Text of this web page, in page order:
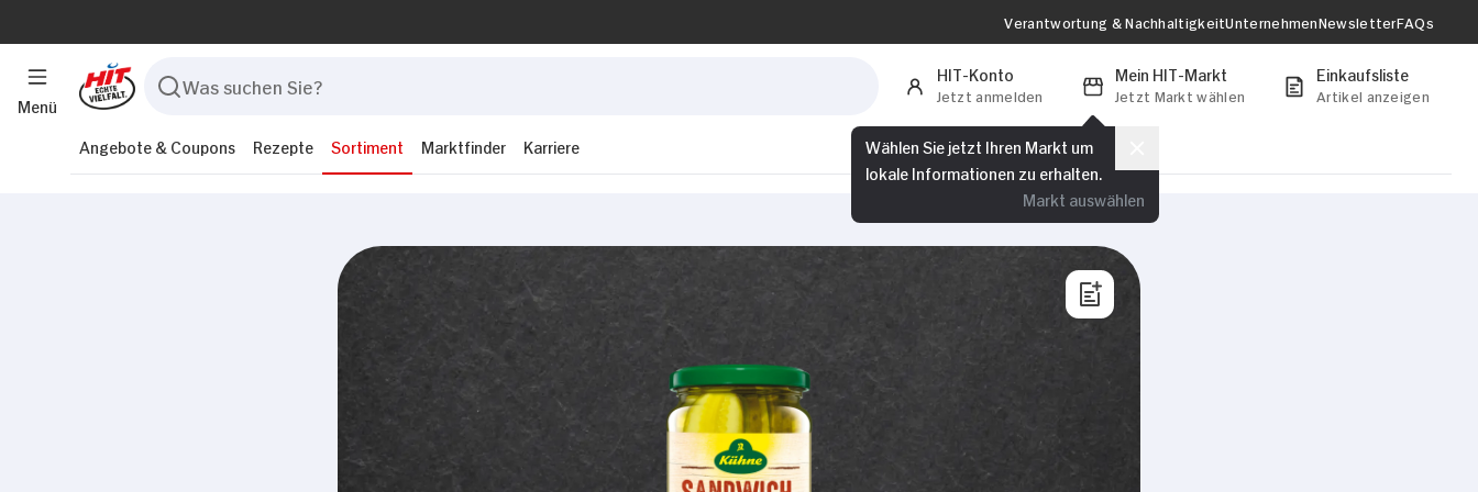
zusammen, die Sie ihnen bereitgestellt haben oder die sie im Rahmen Ihrer Nutzung der Dienste
Notwendig
Statistiken
Nur Notwendige erlauben Alle zulassen
Menü
Verantwortung & NachhaltigkeitUnternehmenNewsletterFAQs
HIT-Konto
Jetzt anmelden
Mein HIT-Markt
Jetzt Markt wählen
Wählen Sie jetzt Ihren Markt um
lokale Informationen zu erhalten.
Markt auswählen
Einkaufsliste
Artikel anzeigen
Angebote & Coupons Rezepte Sortiment Marktfinder Karriere